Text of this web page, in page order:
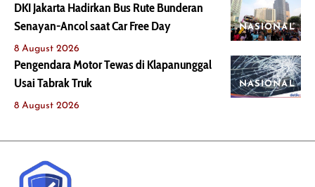
NASIONAL
DKI Jakarta Hadirkan Bus Rute Bunderan
Senayan-Ancol saat Car Free Day
8 August 2026
NASIONAL
Pengendara Motor Tewas di Klapanunggal
Usai Tabrak Truk
8 August 2026